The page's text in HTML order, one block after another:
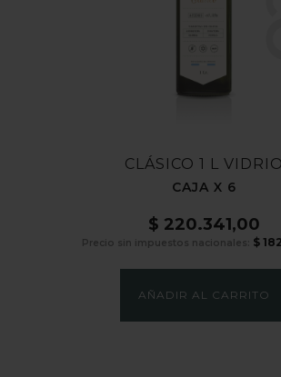
CLÁSICO 1 L VIDRIO
CAJA X 6
$ 220.341,00
Precio sin impuestos nacionales: $
AÑADIR AL CARRITO